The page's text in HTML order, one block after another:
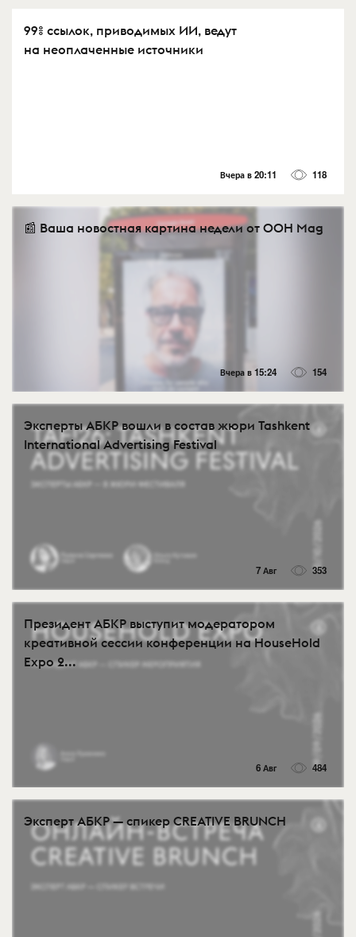
99% ссылок, приводимых ИИ, ведут
на неоплаченные источники
Вчера в 20:11 118
📰 Ваша новостная картина недели от OOH Mag
Вчера в 15:24 154
Эксперты АБКР вошли в состав жюри Tashkent
International Advertising Festival
7 Авг 353
Президент АБКР выступит модератором
креативной сессии конференции на HouseHold
Expo 2...
6 Авг 484
Эксперт АБКР — спикер CREATIVE BRUNCH